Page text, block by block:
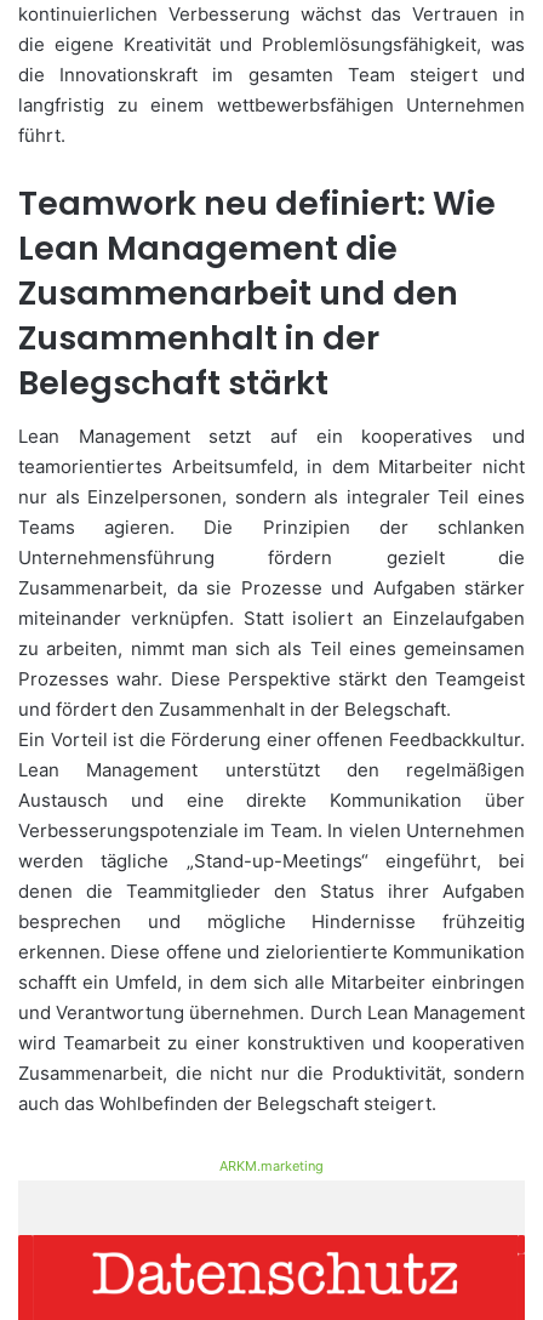
kontinuierlichen Verbesserung wächst das Vertrauen in
die eigene Kreativität und Problemlösungsfähigkeit, was
die Innovationskraft im gesamten Team steigert und
langfristig zu einem wettbewerbsfähigen Unternehmen
führt.
Teamwork neu definiert: Wie
Lean Management die
Zusammenarbeit und den
Zusammenhalt in der
Belegschaft stärkt
Lean Management setzt auf ein kooperatives und
teamorientiertes Arbeitsumfeld, in dem Mitarbeiter nicht
nur als Einzelpersonen, sondern als integraler Teil eines
Teams agieren. Die Prinzipien der schlanken
Unternehmensführung fördern gezielt die
Zusammenarbeit, da sie Prozesse und Aufgaben stärker
miteinander verknüpfen. Statt isoliert an Einzelaufgaben
zu arbeiten, nimmt man sich als Teil eines gemeinsamen
Prozesses wahr. Diese Perspektive stärkt den Teamgeist
und fördert den Zusammenhalt in der Belegschaft.
Ein Vorteil ist die Förderung einer offenen Feedbackkultur.
Lean Management unterstützt den regelmäßigen
Austausch und eine direkte Kommunikation über
Verbesserungspotenziale im Team. In vielen Unternehmen
werden tägliche „Stand-up-Meetings“ eingeführt, bei
denen die Teammitglieder den Status ihrer Aufgaben
besprechen und mögliche Hindernisse frühzeitig
erkennen. Diese offene und zielorientierte Kommunikation
schafft ein Umfeld, in dem sich alle Mitarbeiter einbringen
und Verantwortung übernehmen. Durch Lean Management
wird Teamarbeit zu einer konstruktiven und kooperativen
Zusammenarbeit, die nicht nur die Produktivität, sondern
auch das Wohlbefinden der Belegschaft steigert.
ARKM.marketing